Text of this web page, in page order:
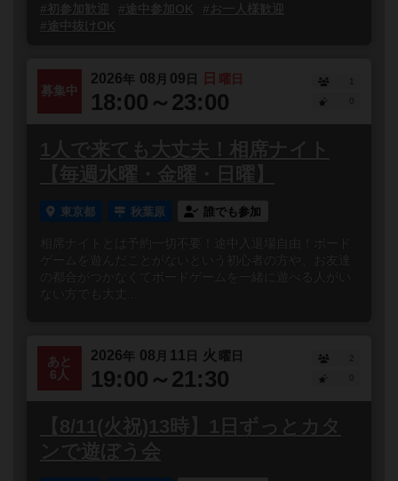
#初参加歓迎
#途中参加OK
#お一人様歓迎
#途中抜けOK
募集中
2026年 08 月 09 日 日 曜日
18:00～23:00
1
1人で来ても大丈夫！相席ナイト
【毎週水曜・金曜・日曜】
東京都 秋葉原 誰でも参加
相席ナイトとは予約一切不要！途中入退場自由！ボード
ゲームを遊んだことがないという初心者の方や、お友達
の都合がつかなくてボードゲームを一緒に遊べる人がい
ない方でも大丈...
あと
6人
2026年 08 月 11 日 火 曜日
19:00～21:30
2
【8/11(火祝)13時】1日ずっとカタ
ンで遊ぼう会